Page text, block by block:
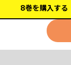
8巻を購入する